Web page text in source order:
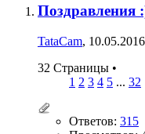
Поздравления
TataCam,
32 Страницы •
1 2 3 4 5 ... 32
Ответов: 315